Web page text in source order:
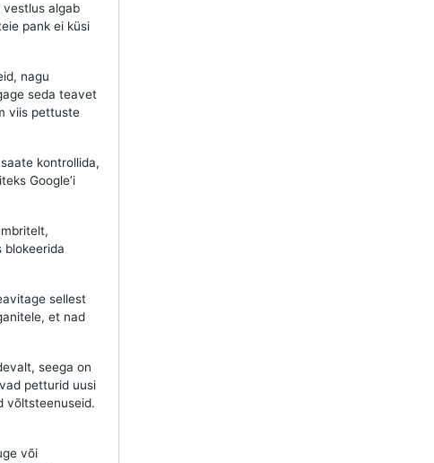
algab
pank ei küsi
nagu
seda teavet
viis pettuste
kontrollida,
Google’i
blokeerida
sellest
et nad
seega on
petturid uusi
võltsteenuseid.
või